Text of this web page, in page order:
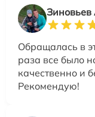
Зиновьев
Обращалась в
раза все было
качественно и
Рекомендую!